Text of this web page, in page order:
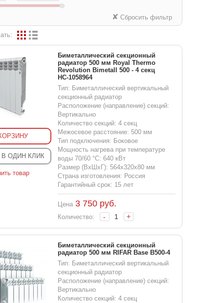
✘ Сбросить фильтр
В ОДИН КЛИК
товар
Биметаллический секционный
радиатор 500 мм Royal Thermo
Revolution Bimetall 500 - 4 секц
НС-1058964
Тип: Биметаллический вертикальный
секционный радиатор
Расположение (направление) секций:
Вертикально
Количество секций: 4 секц
Межосевое расстояние: 500 мм
Тип подключения: Боковое
Мощность нагрева при температуре
воды 70/60 °С: 640 кВт
Размер (ВхШхГ): 564x320x80 мм
Страна изготовления: Россия
Гарантийный срок: 15 лет
Цена 3 750руб.
Количество: - +
Биметаллический секционный
радиатор 500 мм RIFAR Base B500-4
Тип: Биметаллический вертикальный
секционный радиатор
Расположение (направление) секций:
Вертикально
Количество секций: 4 секц